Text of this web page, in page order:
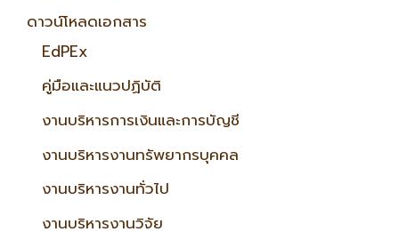
ดาวน์โหลดเอกสาร
EdPEx
คู่มือและแนวปฏิบัติ
งานบริหารการเงินและการบัญชี
งานบริหารงานทรัพยากรบุคคล
งานบริหารงานทั่วไป
งานบริหารงานวิจัย